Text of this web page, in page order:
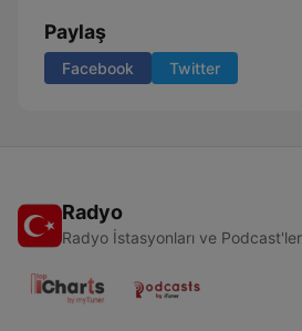
Paylaş
Facebook Twitter
Radyo
Radyo İstasyonları ve Podcast'ler